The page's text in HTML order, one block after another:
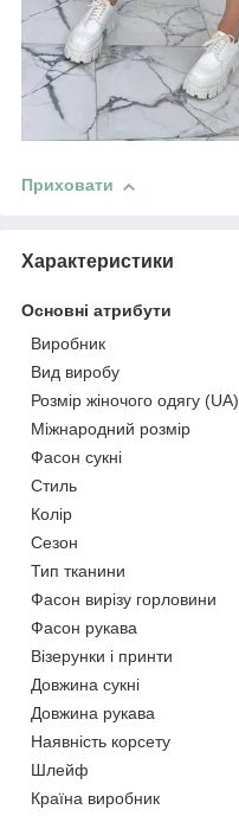
Приховати
Характеристики
Основні атрибути
Виробник
Вид виробу
Розмір жіночого одягу (UA)
Міжнародний розмір
Фасон сукні
Стиль
Колір
Сезон
Тип тканини
Фасон вирізу горловини
Фасон рукава
Візерунки і принти
Довжина сукні
Довжина рукава
Наявність корсету
Шлейф
Країна виробник